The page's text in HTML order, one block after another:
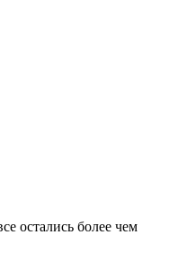
остались более чем